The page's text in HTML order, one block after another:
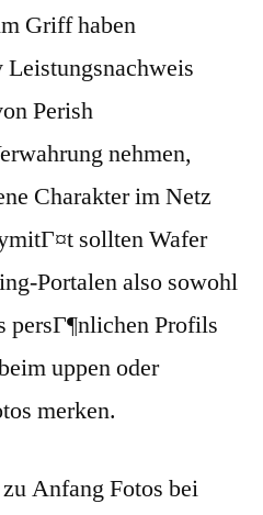
Griff haben
Leistungsnachweis
Perish
nehmen,
Charakter im Netz
sollten Wafer
Portalen also sowohl
persГ¶nlichen Profils
uppen oder
merken.
Anfang Fotos bei